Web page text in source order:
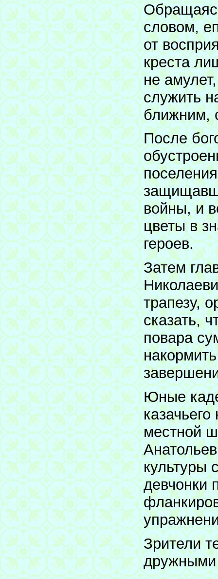
словом,
от
креста
не
служить
ближним,
После
войны, и
цветы в
героев.
Затем
трапезу,
сказать,
повара
Юные
местной
культуры
девчонки
Зрители
дружными